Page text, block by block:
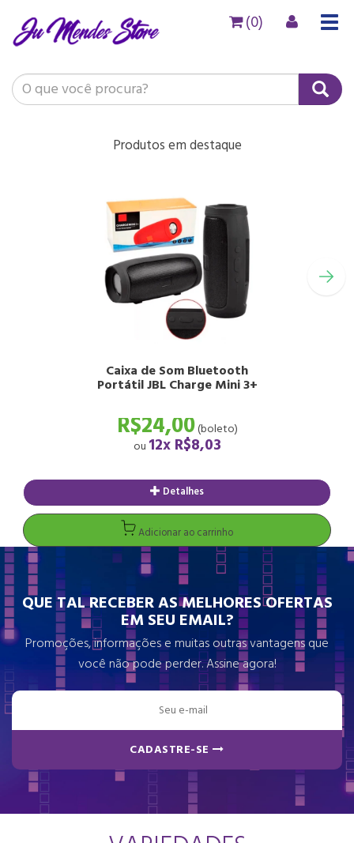
(0)
Produtos em destaque
Caixa de Som Bluetooth
Portátil JBL Charge Mini 3+
R$24,00(boleto)
ou 12x R$8,03
Detalhes
Adicionar ao carrinho
QUE TAL RECEBER AS MELHORES OFERTAS
EM SEU EMAIL?
Promoções, informações e muitas outras vantagens que
você não pode perder. Assine agora!
CADASTRE-SE